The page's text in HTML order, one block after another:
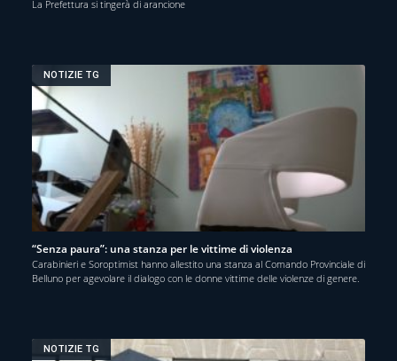
La Prefettura si tingerà di arancione
NOTIZIE TG
“Senza paura”: una stanza per le vittime di violenza
Carabinieri e Soroptimist hanno allestito una stanza al Comando Provinciale di
Belluno per agevolare il dialogo con le donne vittime delle violenze di genere.
NOTIZIE TG